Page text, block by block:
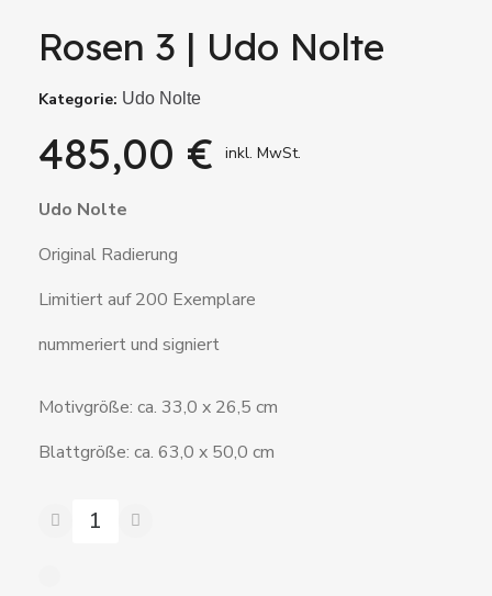
Rosen 3 | Udo Nolte
Kategorie Udo Nolte
485,00 € inkl. MwSt.
Udo Nolte
Original Radierung
Limitiert auf 200 Exemplare
nummeriert und signiert
Motivgröße: ca. 33,0 x 26,5 cm
Blattgröße: ca. 63,0 x 50,0 cm